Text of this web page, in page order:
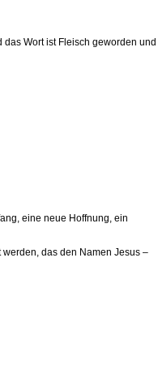
Wort ist Fleisch geworden und
eine neue Hoffnung, ein
das den Namen Jesus –